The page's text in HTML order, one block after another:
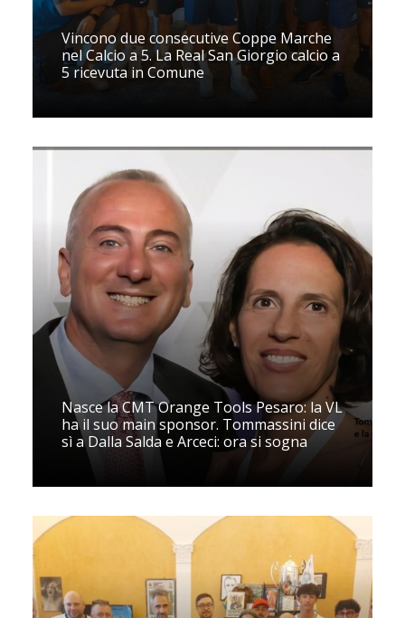
Vincono due consecutive Coppe Marche
nel Calcio a 5. La Real San Giorgio calcio a
5 ricevuta in Comune
Nasce la CMT Orange Tools Pesaro: la VL
ha il suo main sponsor. Tommassini dice
sì a Dalla Salda e Arceci: ora si sogna